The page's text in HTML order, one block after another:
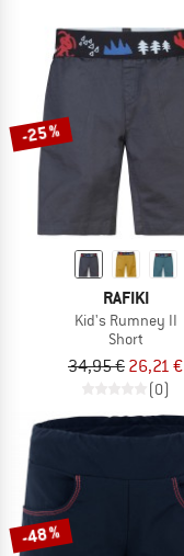
-25 %
RAFIKI
Kid's Rumney II
Short
34,95 € 26,21 €
(0)
-48 %